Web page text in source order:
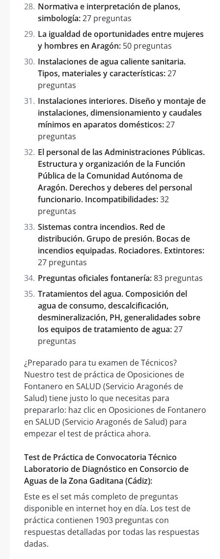
Normativa e interpretación de planos,
simbología:27 preguntas
La igualdad de oportunidades entre mujeres
y hombres en Aragón: 50 preguntas
Instalaciones de agua caliente sanitaria.
Tipos, materiales y características:27
preguntas
Instalaciones interiores. Diseño y montaje de
instalaciones, dimensionamiento y caudales
mínimos en aparatos domésticos:27
preguntas
El personal de las Administraciones Públicas.
Estructura y organización de la Función
Pública de la Comunidad Autónoma de
Aragón. Derechos y deberes del personal
funcionario. Incompatibilidades:32
preguntas
Sistemas contra incendios. Red de
distribución. Grupo de presión. Bocas de
incendios equipadas. Rociadores. Extintores:
27 preguntas
Preguntas oficiales fontanería:83 preguntas
Tratamientos del agua. Composición del
agua de consumo, descalcificación,
desmineralización, PH, generalidades sobre
los equipos de tratamiento de agua:27
preguntas
¿Preparado para tu examen de Técnicos?
Nuestro test de práctica de Oposiciones de
Fontanero en SALUD (Servicio Aragonés de
Salud) tiene justo lo que necesitas para
prepararlo: haz clic en Oposiciones de Fontanero
en SALUD (Servicio Aragonés de Salud) para
empezar el test de práctica ahora.
Test de Práctica de Convocatoria Técnico
Laboratorio de Diagnóstico en Consorcio de
Aguas de la Zona Gaditana (Cádiz):
Este es el set más completo de preguntas
disponible en internet hoy en día. Los test de
práctica contienen 1903 preguntas con
respuestas detalladas por todas las respuestas
dadas.